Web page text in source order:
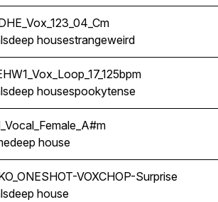
deep housestrangeweird
deep housespookytense
deep house
VOXCHOP-Surprise
VOXCHOP-Surprise
deep house